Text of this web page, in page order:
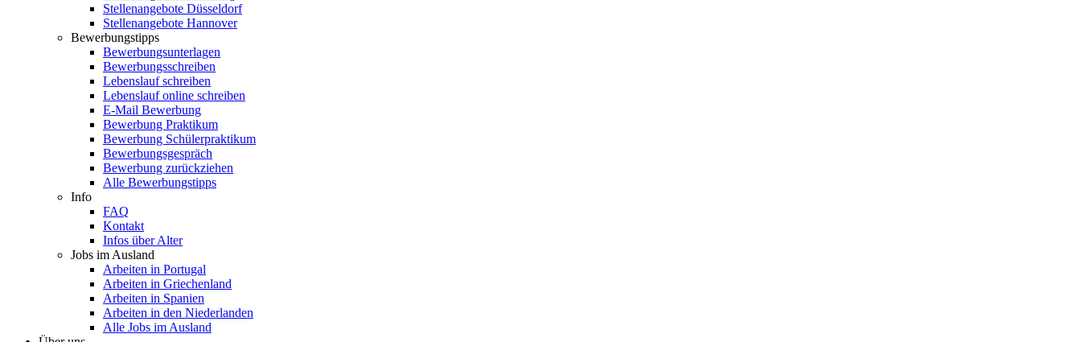
Stellenangebote Düsseldorf
Stellenangebote Hannover
Bewerbungstipps
Bewerbungsunterlagen
Bewerbungsschreiben
Lebenslauf schreiben
Lebenslauf online schreiben
E-Mail Bewerbung
Bewerbung Praktikum
Bewerbung Schülerpraktikum
Bewerbungsgespräch
Bewerbung zurückziehen
Alle Bewerbungstipps
Info
FAQ
Kontakt
Infos über Alter
Jobs im Ausland
Arbeiten in Portugal
Arbeiten in Griechenland
Arbeiten in Spanien
Arbeiten in den Niederlanden
Alle Jobs im Ausland